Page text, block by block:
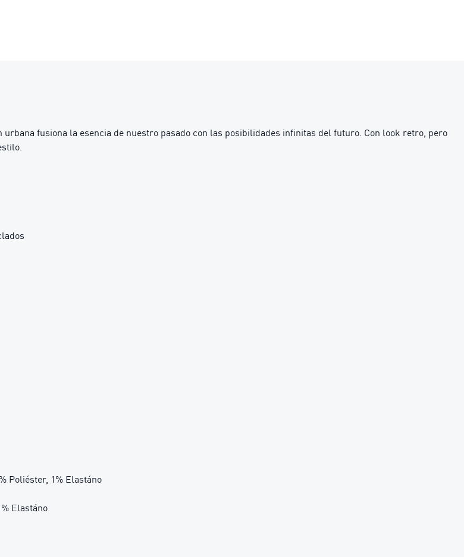
urbana fusiona la esencia de nuestro pasado con las posibilidades infinitas del futuro. Con look retro, pero
Poliéster, 1% Elastáno
Elastáno